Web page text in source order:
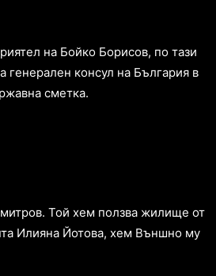
на Бойко Борисов, по тази
генерален консул на България в
сметка.
Той хем ползва жилище от
Илияна Йотова, хем Външно му